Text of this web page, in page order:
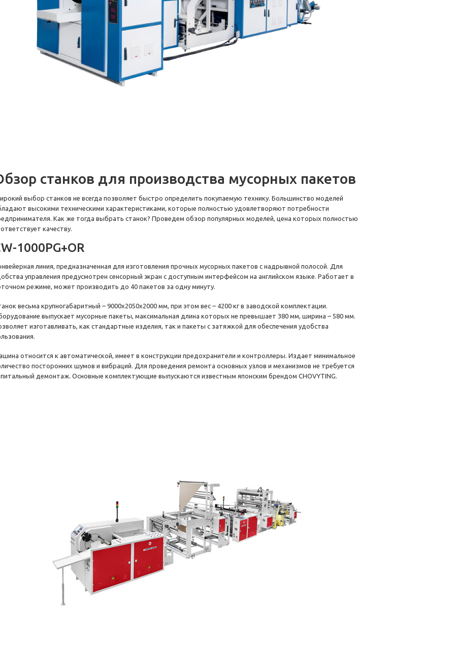
станков для производства мусорных пакетов
выбор станков не всегда позволяет быстро определить покупаемую технику. Большинство моделей
высокими техническими характеристиками, которые полностью удовлетворяют потребности
Как же тогда выбрать станок? Проведем обзор популярных моделей, цена которых полностью
качеству.
1000PG+OR
линия, предназначенная для изготовления прочных мусорных пакетов с надрывной полосой. Для
управления предусмотрен сенсорный экран с доступным интерфейсом на английском языке. Работает в
режиме, может производить до 40 пакетов за одну минуту.
весьма крупногабаритный – 9000х2050х2000 мм, при этом вес – 4200 кг в заводской комплектации.
выпускает мусорные пакеты, максимальная длина которых не превышает 380 мм, ширина – 580 мм.
изготавливать, как стандартные изделия, так и пакеты с затяжкой для обеспечения удобства
относится к автоматической, имеет в конструкции предохранители и контроллеры. Издает минимальное
посторонних шумов и вибраций. Для проведения ремонта основных узлов и механизмов не требуется
демонтаж. Основные комплектующие выпускаются известным японским брендом CHOVYTING.